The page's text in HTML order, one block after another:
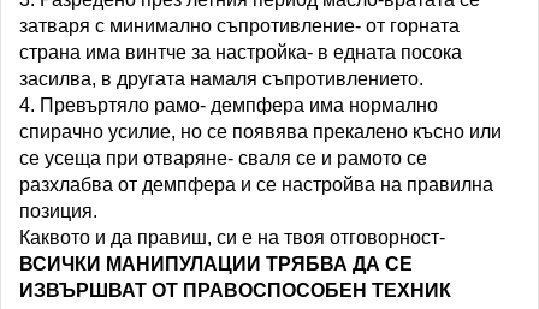
затваря с минимално съпротивление- от горната
страна има винтче за настройка- в едната посока
засилва, в другата намаля съпротивлението.
4. Превъртяло рамо- демпфера има нормално
спирачно усилие, но се появява прекалено късно или
се усеща при отваряне- сваля се и рамото се
разхлабва от демпфера и се настройва на правилна
позиция.
Каквото и да правиш, си е на твоя отговорност-
ВСИЧКИ МАНИПУЛАЦИИ ТРЯБВА ДА СЕ
ИЗВЪРШВАТ ОТ ПРАВОСПОСОБЕН ТЕХНИК